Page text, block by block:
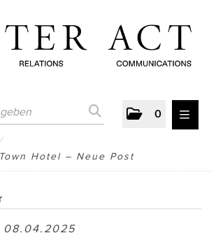
0
/
Hotel – Neue Post
08.04.2025